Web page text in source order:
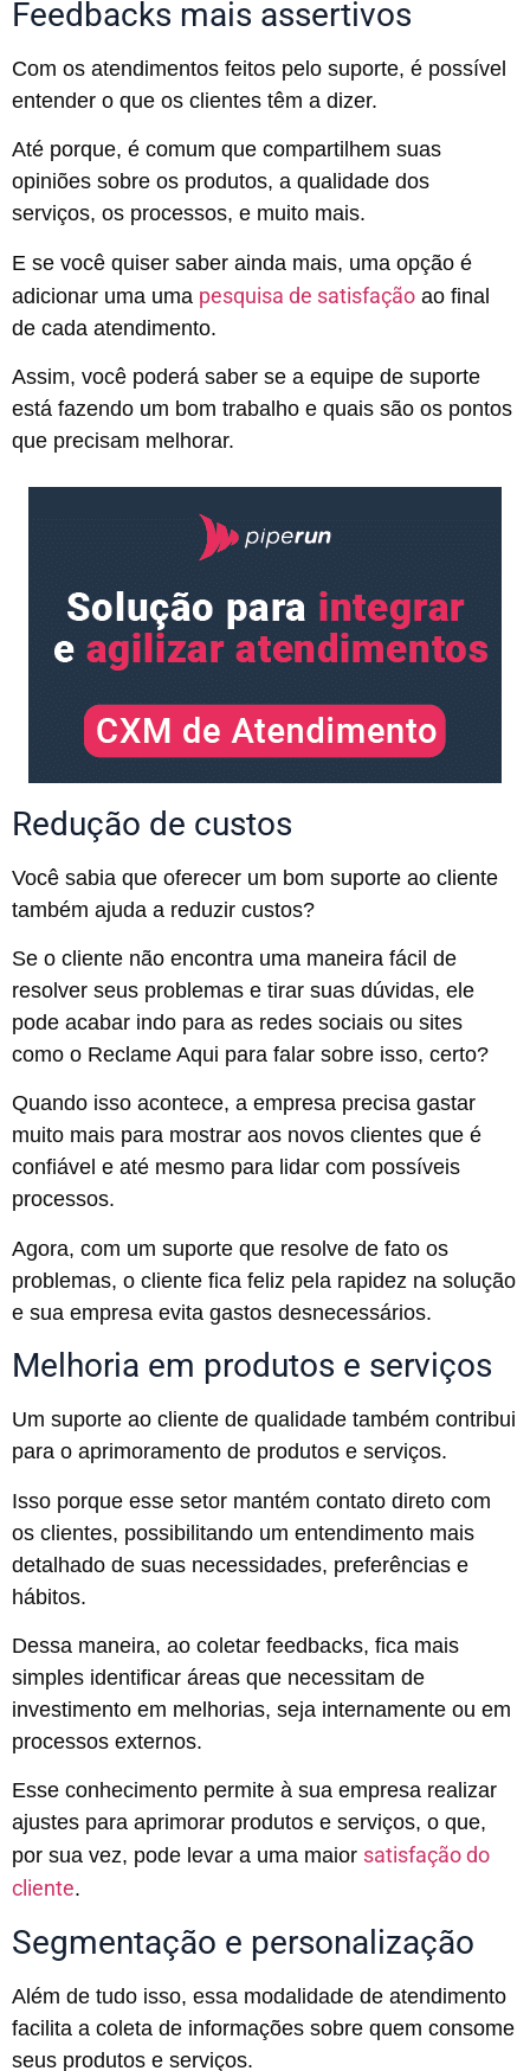
Feedbacks mais assertivos
Com os atendimentos feitos pelo suporte, é possível
entender o que os clientes têm a dizer.
Até porque, é comum que compartilhem suas
opiniões sobre os produtos, a qualidade dos
serviços, os processos, e muito mais.
E se você quiser saber ainda mais, uma opção é
adicionar uma uma pesquisa de satisfação ao final
de cada atendimento.
Assim, você poderá saber se a equipe de suporte
está fazendo um bom trabalho e quais são os pontos
que precisam melhorar.
Redução de custos
Você sabia que oferecer um bom suporte ao cliente
também ajuda a reduzir custos?
Se o cliente não encontra uma maneira fácil de
resolver seus problemas e tirar suas dúvidas, ele
pode acabar indo para as redes sociais ou sites
como o Reclame Aqui para falar sobre isso, certo?
Quando isso acontece, a empresa precisa gastar
muito mais para mostrar aos novos clientes que é
confiável e até mesmo para lidar com possíveis
processos.
Agora, com um suporte que resolve de fato os
problemas, o cliente fica feliz pela rapidez na solução
e sua empresa evita gastos desnecessários.
Melhoria em produtos e serviços
Um suporte ao cliente de qualidade também contribui
para o aprimoramento de produtos e serviços.
Isso porque esse setor mantém contato direto com
os clientes, possibilitando um entendimento mais
detalhado de suas necessidades, preferências e
hábitos.
Dessa maneira, ao coletar feedbacks, fica mais
simples identificar áreas que necessitam de
investimento em melhorias, seja internamente ou em
processos externos.
Esse conhecimento permite à sua empresa realizar
ajustes para aprimorar produtos e serviços, o que,
por sua vez, pode levar a uma maior satisfação do
cliente.
Segmentação e personalização
Além de tudo isso, essa modalidade de atendimento
facilita a coleta de informações sobre quem consome
seus produtos e serviços.